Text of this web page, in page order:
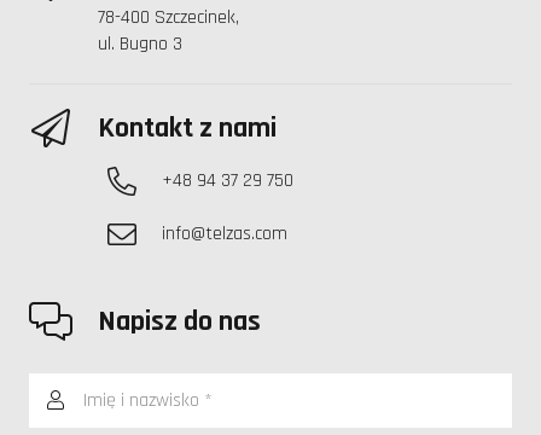
78-400 Szczecinek,
ul. Bugno 3
Kontakt z nami
+48 94 37 29 750
info@telzas.com
Napisz do nas